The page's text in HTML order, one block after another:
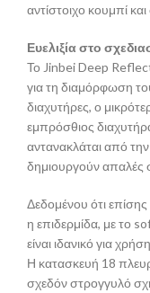
αντίστοιχο κουμπί
Ευελιξία στο
Το Jinbei Deep
για τη διαμόρφωση
διαχυτήρες, ο
εμπρόσθιος
αντανακλάται από
δημιουργούν απαλές
Δεδομένου ότι
η επιδερμίδα, με το
είναι ιδανικό για
Η κατασκευή 18
σχεδόν στρογγυλό